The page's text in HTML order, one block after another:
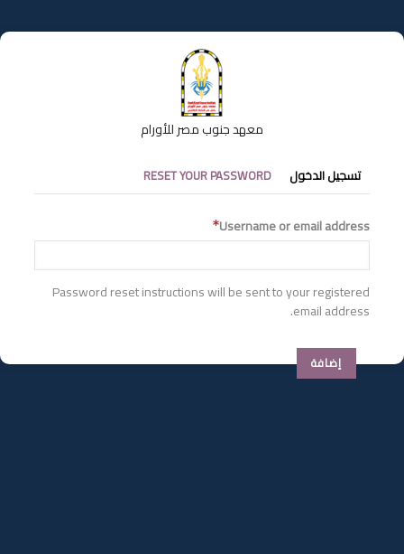
إلى
المحتوى
معهد جنوب مصر للأورام
التبويبات
الأساسية
تسجيل الدخول RESET YOUR PASSWORD
Username or email address
Password reset instructions will be sent to your registered
email address.